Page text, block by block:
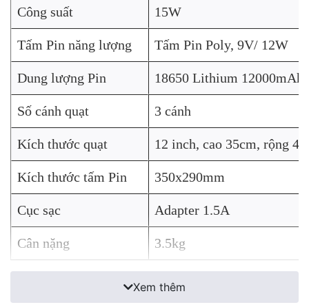
Công suất 15W
Tấm Pin năng lượng Tấm Pin Poly, 9V/ 12W
Dung lượng Pin 18650 Lithium 12000mAh
Số cánh quạt 3 cánh
Kích thước quạt 12 inch, cao 35cm, rộng
Kích thước tấm Pin 350x290mm
Cục sạc Adapter 1.5A
Cân nặng 3.5kg
Xem thêm